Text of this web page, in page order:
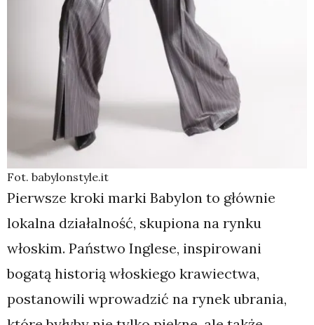
Fot. babylonstyle.it
Pierwsze kroki marki Babylon to głównie
lokalna działalność, skupiona na rynku
włoskim. Państwo Inglese, inspirowani
bogatą historią włoskiego krawiectwa,
postanowili wprowadzić na rynek ubrania,